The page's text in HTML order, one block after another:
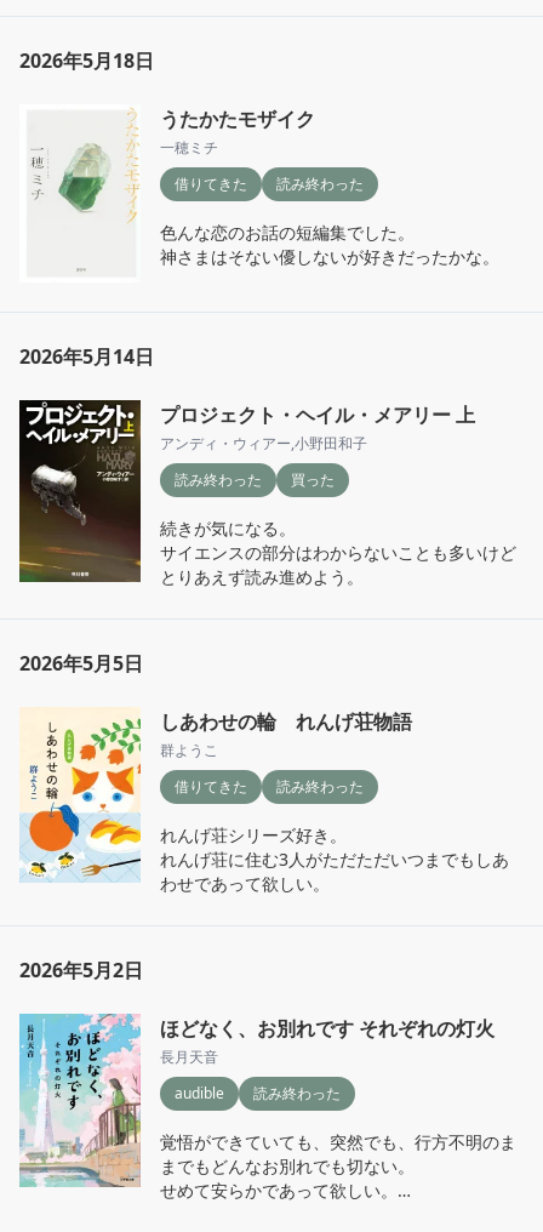
2026年5月18日
うたかたモザイク
一穂ミチ
借りてきた
読み終わった
色んな恋のお話の短編集でした。
神さまはそない優しないが好きだったかな。
2026年5月14日
プロジェクト・ヘイル・メアリー 上
アンディ・ウィアー,小野田和子
読み終わった
買った
続きが気になる。
サイエンスの部分はわからないことも多いけど
とりあえず読み進めよう。
2026年5月5日
しあわせの輪 れんげ荘物語
群ようこ
借りてきた
読み終わった
れんげ荘シリーズ好き。
れんげ荘に住む3人がただただいつまでもしあ
わせであって欲しい。
2026年5月2日
ほどなく、お別れです それぞれの灯火
長月天音
audible
読み終わった
覚悟ができていても、突然でも、行方不明のま
までもどんなお別れでも切ない。
せめて安らかであって欲しい。